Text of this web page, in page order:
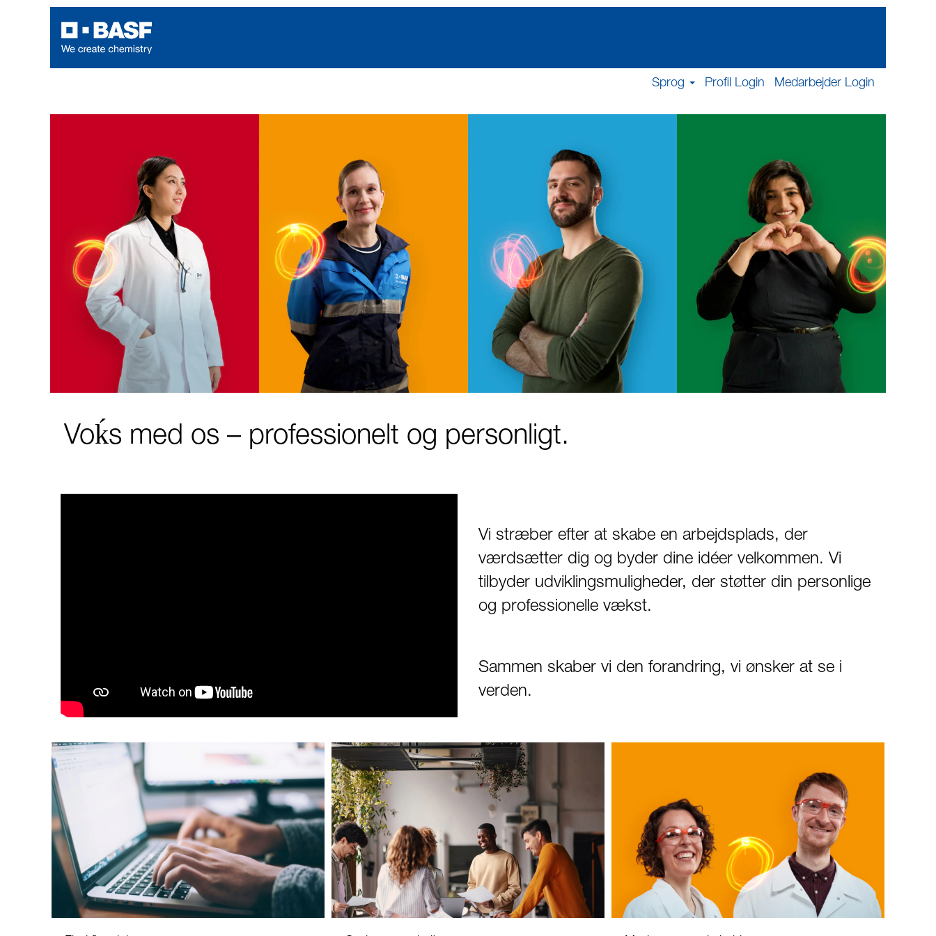
Sprog Profil Login Medarbejder Login
Voḱs med os – professionelt og personligt.
Vi stræber efter at skabe en arbejdsplads, der
værdsætter dig og byder dine idéer velkommen. Vi
tilbyder udviklingsmuligheder, der støtter din personlige
og professionelle vækst.
Sammen skaber vi den forandring, vi ønsker at se i
verden.